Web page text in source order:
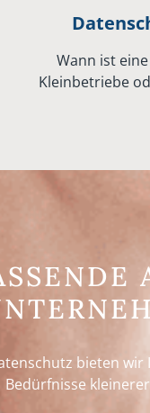
Wann ist
Kleinbetriebe
bieten
Bedürfnisse